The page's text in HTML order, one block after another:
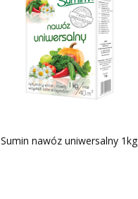
Sumin nawóz uniwersalny 1kg